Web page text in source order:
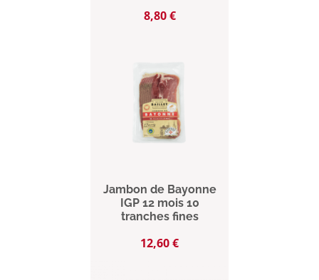
Prix
8,80 €
Jambon de Bayonne
IGP 12 mois 10
tranches fines
Prix
12,60 €